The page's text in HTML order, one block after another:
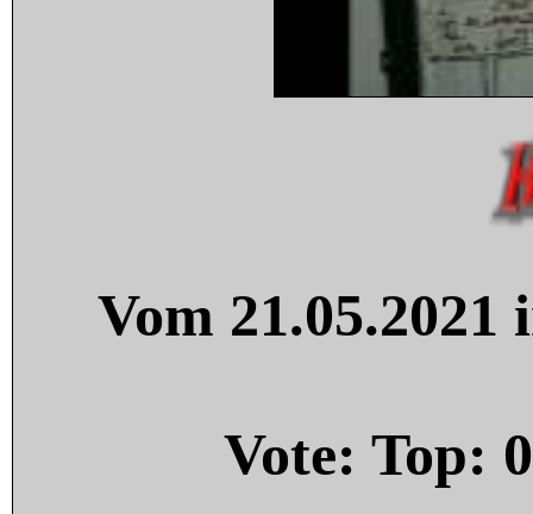
Vom
Vote: Top: 0